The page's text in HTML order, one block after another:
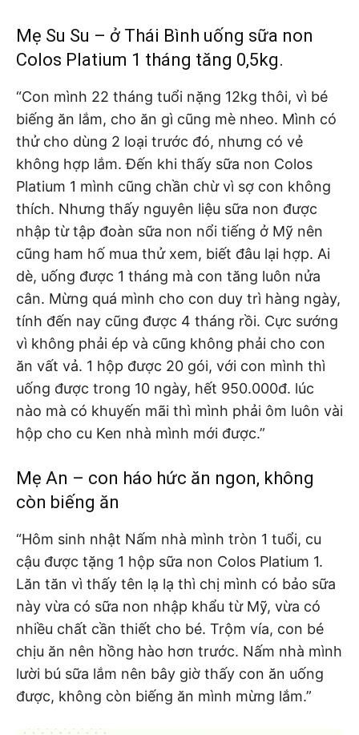
Mẹ Su Su – ở Thái Bình uống sữa non
Colos Platium 1 tháng tăng 0,5kg.
“Con mình 22 tháng tuổi nặng 12kg thôi, vì bé
biếng ăn lắm, cho ăn gì cũng mè nheo. Mình có
thử cho dùng 2 loại trước đó, nhưng có vẻ
không hợp lắm. Đến khi thấy sữa non Colos
Platium 1 mình cũng chần chừ vì sợ con không
thích. Nhưng thấy nguyên liệu sữa non được
nhập từ tập đoàn sữa non nổi tiếng ở Mỹ nên
cũng ham hố mua thử xem, biết đâu lại hợp. Ai
dè, uống được 1 tháng mà con tăng luôn nửa
cân. Mừng quá mình cho con duy trì hàng ngày,
tính đến nay cũng được 4 tháng rồi. Cực sướng
vì không phải ép và cũng không phải cho con
ăn vất vả. 1 hộp được 20 gói, với con mình thì
uống được trong 10 ngày, hết 950.000đ. lúc
nào mà có khuyến mãi thì mình phải ôm luôn vài
hộp cho cu Ken nhà mình mới được.”
Mẹ An – con háo hức ăn ngon, không
còn biếng ăn
“Hôm sinh nhật Nấm nhà mình tròn 1 tuổi, cu
cậu được tặng 1 hộp sữa non Colos Platium 1.
Lăn tăn vì thấy tên lạ lạ thì chị mình có bảo sữa
này vừa có sữa non nhập khẩu từ Mỹ, vừa có
nhiều chất cần thiết cho bé. Trộm vía, con bé
chịu ăn nên hồng hào hơn trước. Nấm nhà mình
lười bú sữa lắm nên bây giờ thấy con ăn uống
được, không còn biếng ăn mình mừng lắm.”